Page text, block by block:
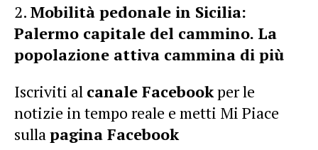
Mobilità pedonale in Sicilia:
Palermo capitale del cammino. La
popolazione attiva cammina di più
Iscriviti al canale Facebookper le
notizie in tempo reale e metti Mi Piace
sullapagina Facebook